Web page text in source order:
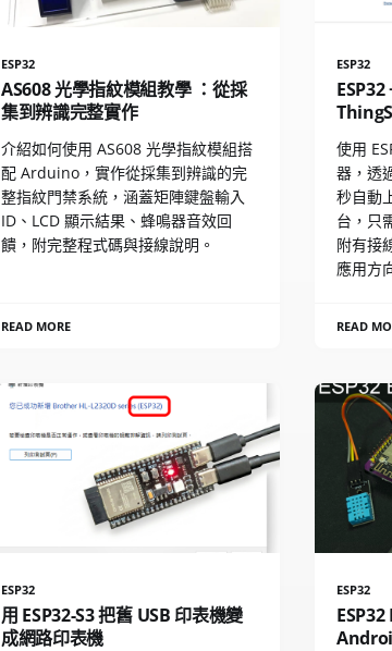
ESP32
AS608 光學指紋模組教學 ：從採
集到辨識完整實作
介紹如何使用 AS608 光學指紋模組搭
配 Arduino，實作從採集到辨識的完
整指紋門禁系統，涵蓋矩陣鍵盤輸入
ID、LCD 顯示結果、蜂鳴器音效回
饋，附完整程式碼與接線說明。
READ MORE
ESP32
使用
器，透
秒自動
台，只
附有接
應用方
READ
ESP32
用 ESP32-S3 把舊 USB 印表機變
成網路印表機
ESP32